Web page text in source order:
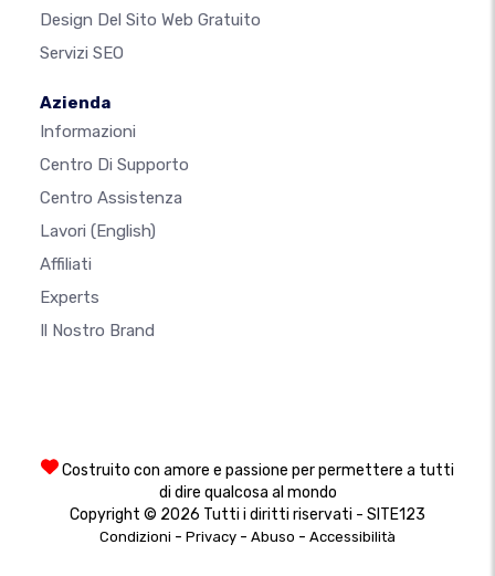
Design Del Sito Web Gratuito
Servizi SEO
Azienda
Informazioni
Centro Di Supporto
Centro Assistenza
Lavori (English)
Affiliati
Experts
Il Nostro Brand
Costruito con amore e passione per permettere a tutti
di dire qualcosa al mondo
Copyright © 2026 Tutti i diritti riservati - SITE123
Condizioni - Privacy - Abuso - Accessibilità